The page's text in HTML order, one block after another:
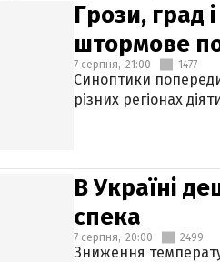
Грози, град
штормове
7 серпня, 21:00 1477
Синоптики
різних регіонах
В Україні
спека
7 серпня, 20:00 2499
Зниження